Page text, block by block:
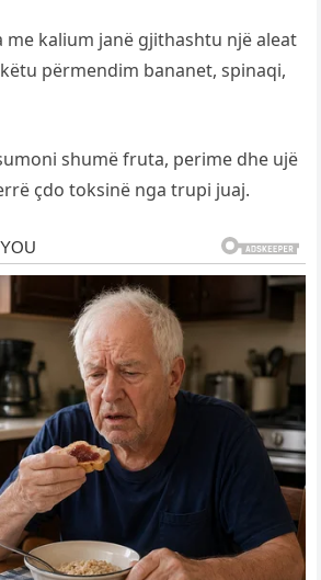
me kalium janë gjithashtu një aleat
përmendim bananet, spinaqi,
shumë fruta, perime dhe ujë
çdo toksinë nga trupi juaj.